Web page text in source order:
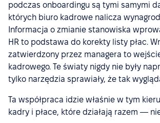
podczas onboardingu są tymi samymi
których biuro kadrowe nalicza
Informacja o zmianie stanowiska
HR to podstawa do korekty listy płac.
zatwierdzony przez managera to
kadrowego. Te światy nigdy nie były
tylko narzędzia sprawiały, że tak
Ta współpraca idzie właśnie w tym
kadry i płace, które działają razem —